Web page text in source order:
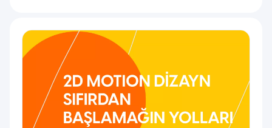
deyil. Vacib olan bilik və bacarıqlarını necə nümayiş
etdirdiyindir. Əgər sən doğru strategiya
hazırlayrısansa, digital marketing bacarıqlarını qlobal
səviyyədə təqdim edib dünyanın istənilən yerində iş […]